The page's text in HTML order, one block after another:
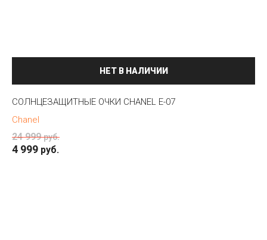
НЕТ В НАЛИЧИИ
СОЛНЦЕЗАЩИТНЫЕ ОЧКИ CHANEL E-07
Chanel
24 999 руб.
4 999 руб.